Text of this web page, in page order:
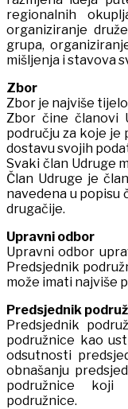
regionalnih
organiziranje
grupa,
mišljenja i stavova
Zbor
Zbor je najviše
Zbor čine članovi
području za koje je
dostavu svojih
Svaki član Udruge
Član Udruge je
navedena u popisu
drugačije.
Upravni odbor
Upravni odbor
Predsjednik
može imati najviše
Predsjednik
Predsjednik
podružnice kao
odsutnosti
obnašanju
podružnice koji
podružnice.